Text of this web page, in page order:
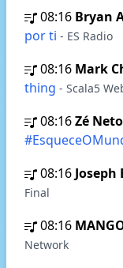
08:16 Bryan
por ti - ES Radio
08:16 Mark
thing - Scala5
08:16Zé
08:16 Joseph
Final
08:16
Network